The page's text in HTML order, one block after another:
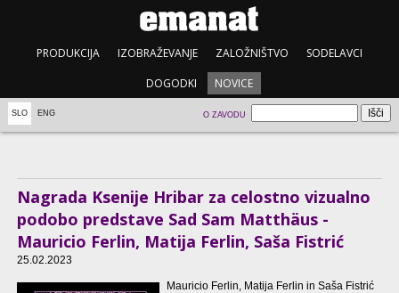
PRODUKCIJA IZOBRAŽEVANJE ZALOŽNIŠTVO SODELAVCI
DOGODKI NOVICE
SLO ENG O ZAVODU
Nagrada Ksenije Hribar za celostno vizualno
podobo predstave Sad Sam Matthäus -
Mauricio Ferlin, Matija Ferlin, Saša Fistrić
25.02.2023
Mauricio Ferlin, Matija Ferlin in Saša Fistrić